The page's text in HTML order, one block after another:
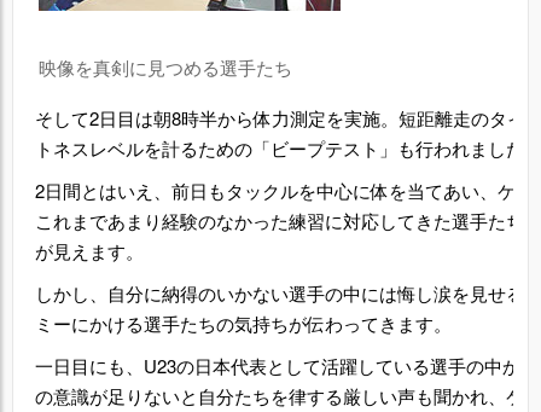
映像を真剣に見つめる選手たち
そして2日目は朝8時半から体力測定を実施。短距離走のタイ
トネスレベルを計るための「ビープテスト」も行われました。
2日間とはいえ、前日もタックルを中心に体を当てあい、ケ
これまであまり経験のなかった練習に対応してきた選手たち
が見えます。
しかし、自分に納得のいかない選手の中には悔し涙を見せる
ミーにかける選手たちの気持ちが伝わってきます。
一日目にも、U23の日本代表として活躍している選手の中か
の意識が足りないと自分たちを律する厳しい声も聞かれ、ケ